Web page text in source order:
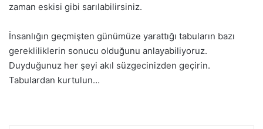
zaman eskisi gibi sarılabilirsiniz.
İnsanlığın geçmişten günümüze yarattığı tabuların bazı
gerekliliklerin sonucu olduğunu anlayabiliyoruz.
Duyduğunuz her şeyi akıl süzgecinizden geçirin.
Tabulardan kurtulun…